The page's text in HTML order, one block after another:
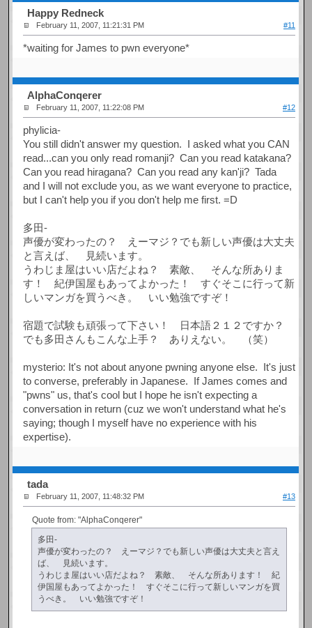
Happy Redneck
February 11, 2007, 11:21:31 PM #11
*waiting for James to pwn everyone*
AlphaConqerer
February 11, 2007, 11:22:08 PM #12
phylicia-
You still didn't answer my question. I asked what you CAN
read...can you only read romanji? Can you read katakana?
Can you read hiragana? Can you read any kan'ji? Tada
and I will not exclude you, as we want everyone to practice,
but I can't help you if you don't help me first. =D
多田-
声優が変わったの？ えーマジ？でも新しい声優は大丈夫
と言えば、 見続います。
うわじま屋はいい店だよね？ 素敵、 そんな所ありま
す！ 紀伊国屋もあってよかった！ すぐそこに行って新
しいマンガを買うべき。 いい勉強ですぞ！
宿題で試験も頑張って下さい！ 日本語２１２ですか？
でも多田さんもこんな上手？ ありえない。 （笑）
mysterio: It's not about anyone pwning anyone else. It's just
to converse, preferably in Japanese. If James comes and
"pwns" us, that's cool but I hope he isn't expecting a
conversation in return (cuz we won't understand what he's
saying; though I myself have no experience with his
expertise).
tada
February 11, 2007, 11:48:32 PM #13
Quote from: "AlphaConqerer"
多田-
声優が変わったの？ えーマジ？でも新しい声優は大丈夫と言え
ば、 見続います。
うわじま屋はいい店だよね？ 素敵、 そんな所あります！ 紀
伊国屋もあってよかった！ すぐそこに行って新しいマンガを買
うべき。 いい勉強ですぞ！